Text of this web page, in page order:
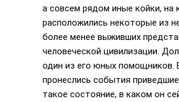
а совсем рядом иные койки, на
расположились некоторые из
более менее выживших
человеческой цивилизации.
один из его юных помощников.
пронеслись события
такое состояние, в каком он